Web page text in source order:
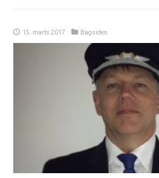
15. marts 2017 Bagsiden